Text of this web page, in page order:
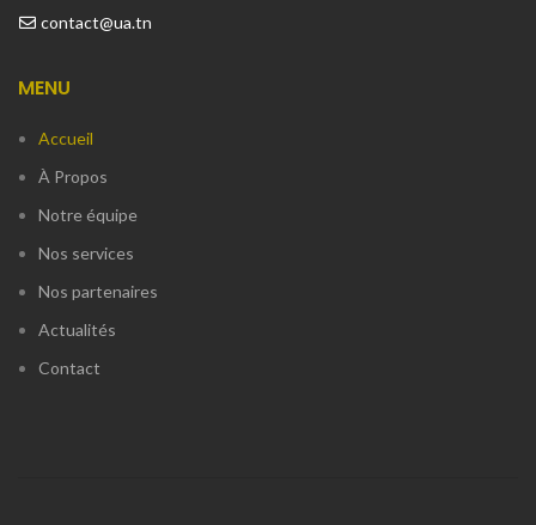
contact@ua.tn
MENU
Accueil
À Propos
Notre équipe
Nos services
Nos partenaires
Actualités
Contact